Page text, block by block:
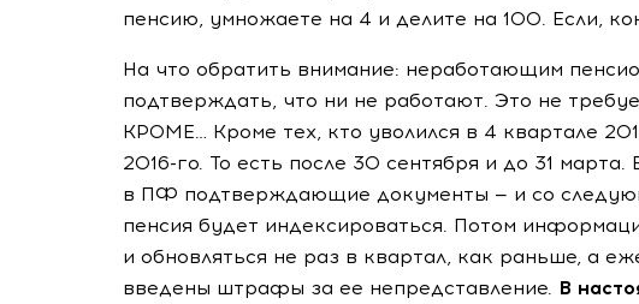
пенсию, умножаете на 4 и делите на 100. Если,
На что обратить внимание: неработающим
подтверждать, что ни не работают. Это не
КРОМЕ… Кроме тех, кто уволился в 4 квартале
2016-го. То есть после 30 сентября и до 31
в ПФ подтверждающие документы — и со
пенсия будет индексироваться. Потом
и обновляться не раз в квартал, как раньше, а
введены штрафы за ее непредставление. В